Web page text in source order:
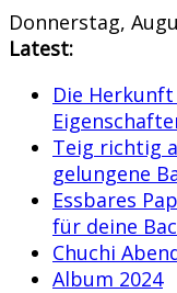
Skip
to
Donnerstag,
Latest:
Die
Teig richtig
gelungene
Essbares
für deine
Chuchi
Album 2024